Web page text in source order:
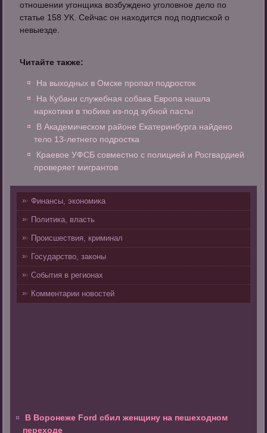
отношении угонщика возбуждено уголовное дело по
статье 158 УК. Сейчас он находится под подпиской о
невыезде.
Читайте также:
На выходных в Омске пропал подросток
На Кубани служебная собака Европа нашла
наркотики в тюбике из-под зубной пасты
В Академическом районе Екатеринбурга найдено
тело 13-летнего подростка
Краевое УФСБ совместно с полицией и Росгвардией
проверяет мигрантов
Финансы, экономика
Политика, власть
Происшествия, криминал
Государство, законы
События в регионах
Комментарии новостей
В Воронеже Ford сбил женщину на пешеходном
переходе